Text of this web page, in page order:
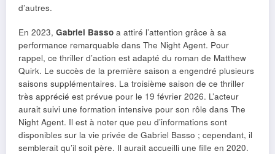
d’autres.
En 2023, Gabriel Basso a attiré l’attention grâce à sa
performance remarquable dans The Night Agent. Pour
rappel, ce thriller d’action est adapté du roman de Matthew
Quirk. Le succès de la première saison a engendré plusieurs
saisons supplémentaires. La troisième saison de ce thriller
très apprécié est prévue pour le 19 février 2026. L’acteur
aurait suivi une formation intensive pour son rôle dans The
Night Agent. Il est à noter que peu d’informations sont
disponibles sur la vie privée de Gabriel Basso ; cependant, il
semblerait qu’il soit père. Il aurait accueilli une fille en 2020.